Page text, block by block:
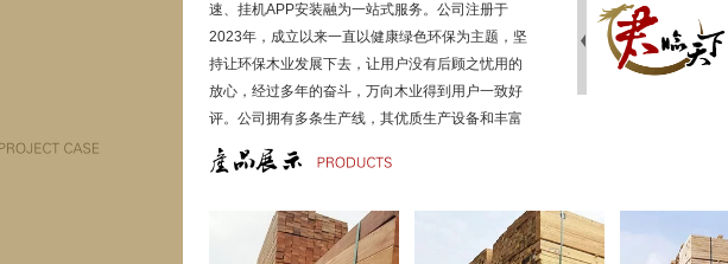
速、挂机APP安装融为一站式服务。公司注册于
2023年，成立以来一直以健康绿色环保为主题，坚
持让环保木业发展下去，让用户没有后顾之忧用的
放心，经过多年的奋斗，万向木业得到用户一致好
评。公司拥有多条生产线，其优质生产设备和丰富
的生产经验，为公司发展奠定了强大的基础。万向
引进先进的设备和国外先进的工艺、技术、吸取其
定、健康的发展。目前公司已拥有地板、家具板
材、装修板材等三大系列多种规格，充分达到系